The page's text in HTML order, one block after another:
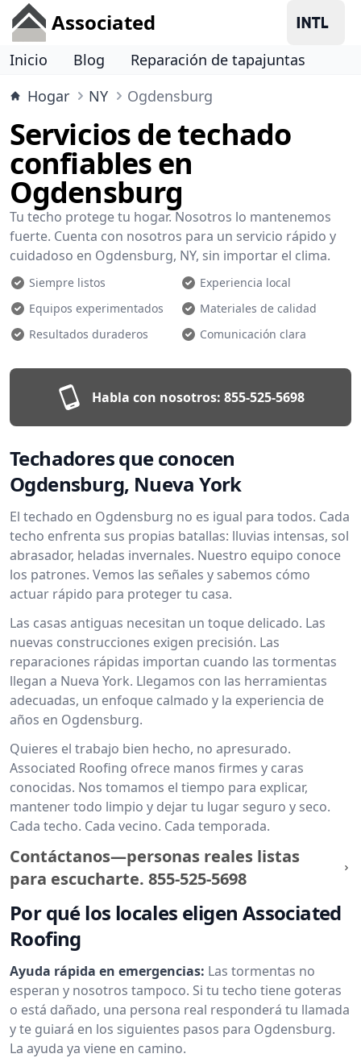
Associated
Inicio Blog
Reparación de tapajuntas
Hogar
NY Ogdensburg
Servicios de techado
confiables en
Ogdensburg
Tu techo protege tu hogar. Nosotros lo mantenemos
fuerte. Cuenta con nosotros para un servicio rápido y
cuidadoso en Ogdensburg, NY, sin importar el clima.
Siempre listos
Experiencia local
Equipos experimentados
Materiales de calidad
Resultados duraderos
Comunicación clara
Habla con nosotros: 855-525-5698
Techadores que conocen
Ogdensburg, Nueva York
El techado en Ogdensburg no es igual para todos. Cada
techo enfrenta sus propias batallas: lluvias intensas, sol
abrasador, heladas invernales. Nuestro equipo conoce
los patrones. Vemos las señales y sabemos cómo
actuar rápido para proteger tu casa.
Las casas antiguas necesitan un toque delicado. Las
nuevas construcciones exigen precisión. Las
reparaciones rápidas importan cuando las tormentas
llegan a Nueva York. Llegamos con las herramientas
adecuadas, un enfoque calmado y la experiencia de
años en Ogdensburg.
Quieres el trabajo bien hecho, no apresurado.
Associated Roofing ofrece manos firmes y caras
conocidas. Nos tomamos el tiempo para explicar,
mantener todo limpio y dejar tu lugar seguro y seco.
Cada techo. Cada vecino. Cada temporada.
Contáctanos—personas reales listas
para escucharte. 855-525-5698
Por qué los locales eligen Associated
Roofing
Ayuda rápida en emergencias: Las tormentas no
esperan y nosotros tampoco. Si tu techo tiene goteras
o está dañado, una persona real responderá tu llamada
y te guiará en los siguientes pasos para Ogdensburg.
La ayuda ya viene en camino.